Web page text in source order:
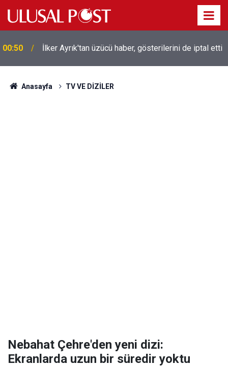
00:39
Liverpool efsanesi Mısırlı yıldız Mohamed Salah
Trabzonspor ile anlaştı! Yarın geliyor
Anasayfa TV VE DİZİLER
Nebahat Çehre'den yeni dizi:
Ekranlarda uzun bir süredir yoktu